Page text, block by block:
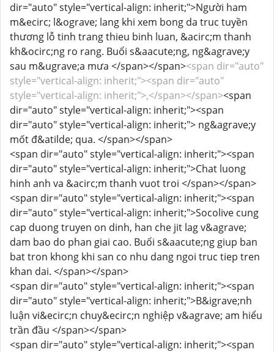
dir="auto" style="vertical-align: inherit;">Người ham
m&ecirc; l&ograve; lang khi xem bong da truc tuyền
thương lỗ tinh trang thieu binh luan, &acirc;m thanh
kh&ocirc;ng ro rang. Buổi s&aacute;ng, ng&agrave;y
sau m&ugrave;a mưa </span></span><span dir="auto"
style="vertical-align: inherit;"><span dir="auto"
style="vertical-align: inherit;">,</span></span><span
dir="auto" style="vertical-align: inherit;"><span
dir="auto" style="vertical-align: inherit;"> ng&agrave;y
mốt đ&atilde; qua. </span></span>
<span dir="auto" style="vertical-align: inherit;"><span
dir="auto" style="vertical-align: inherit;">Chat luong
hinh anh va &acirc;m thanh vuot troi </span></span>
<span dir="auto" style="vertical-align: inherit;"><span
dir="auto" style="vertical-align: inherit;">Socolive cung
cap duong truyen on dinh, han che jit lag v&agrave;
dam bao do phan giai cao. Buổi s&aacute;ng giup ban
bat tron ​​khong khi san co nhu dang ngoi truc tiep tren
khan dai. </span></span>
<span dir="auto" style="vertical-align: inherit;"><span
dir="auto" style="vertical-align: inherit;">B&igrave;nh
luận vi&ecirc;n chuy&ecirc;n nghiệp v&agrave; am hiểu
trần đầu </span></span>
<span dir="auto" style="vertical-align: inherit;"><span